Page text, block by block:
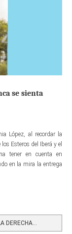
se sienta
López, al recordar la
Esteros del Iberá y el
tener en cuenta en
en la mira la entrega
DERECHA...